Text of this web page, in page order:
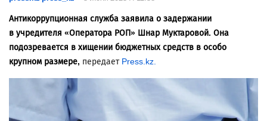
Антикоррупционная служба заявила о задержании
в учредителя «Оператора РОП» Шнар Муктаровой. Она
подозревается в хищении бюджетных средств в особо
крупном размере, передает Press.kz.